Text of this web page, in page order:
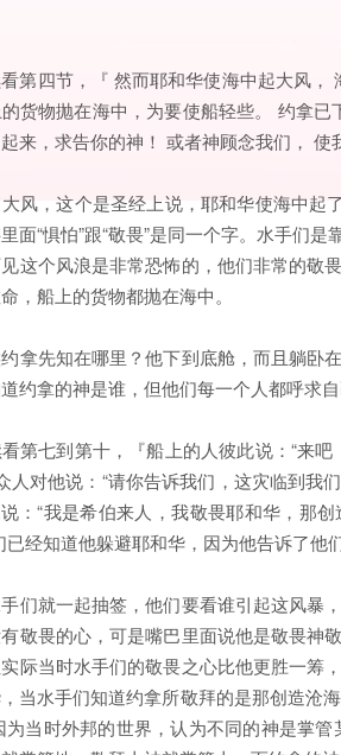
第四节，『 然而耶和华使海中起大风
货物抛在海中，为要使船轻些。 约拿
来，求告你的神！ 或者神顾念我们， 使
风，这个是圣经上说，耶和华使海中起
面“惧怕”跟“敬畏”是同一个字。水手们
这个风浪是非常恐怖的，他们非常的敬
，船上的货物都抛在海中。
拿先知在哪里？他下到底舱，而且躺卧
约拿的神是谁，但他们每一个人都呼求
第七到第十，『船上的人彼此说：“来
人对他说：“请你告诉我们，这灾临到我
：“我是希伯来人，我敬畏耶和华，那
已经知道他躲避耶和华，因为他告诉了他们
们就一起抽签，他们要看谁引起这风暴
敬畏的心，可是嘴巴里面说他是敬畏神
际当时水手们的敬畏之心比他更胜一筹
当水手们知道约拿所敬拜的是那创造沧
为当时外邦的世界，认为不同的神是掌